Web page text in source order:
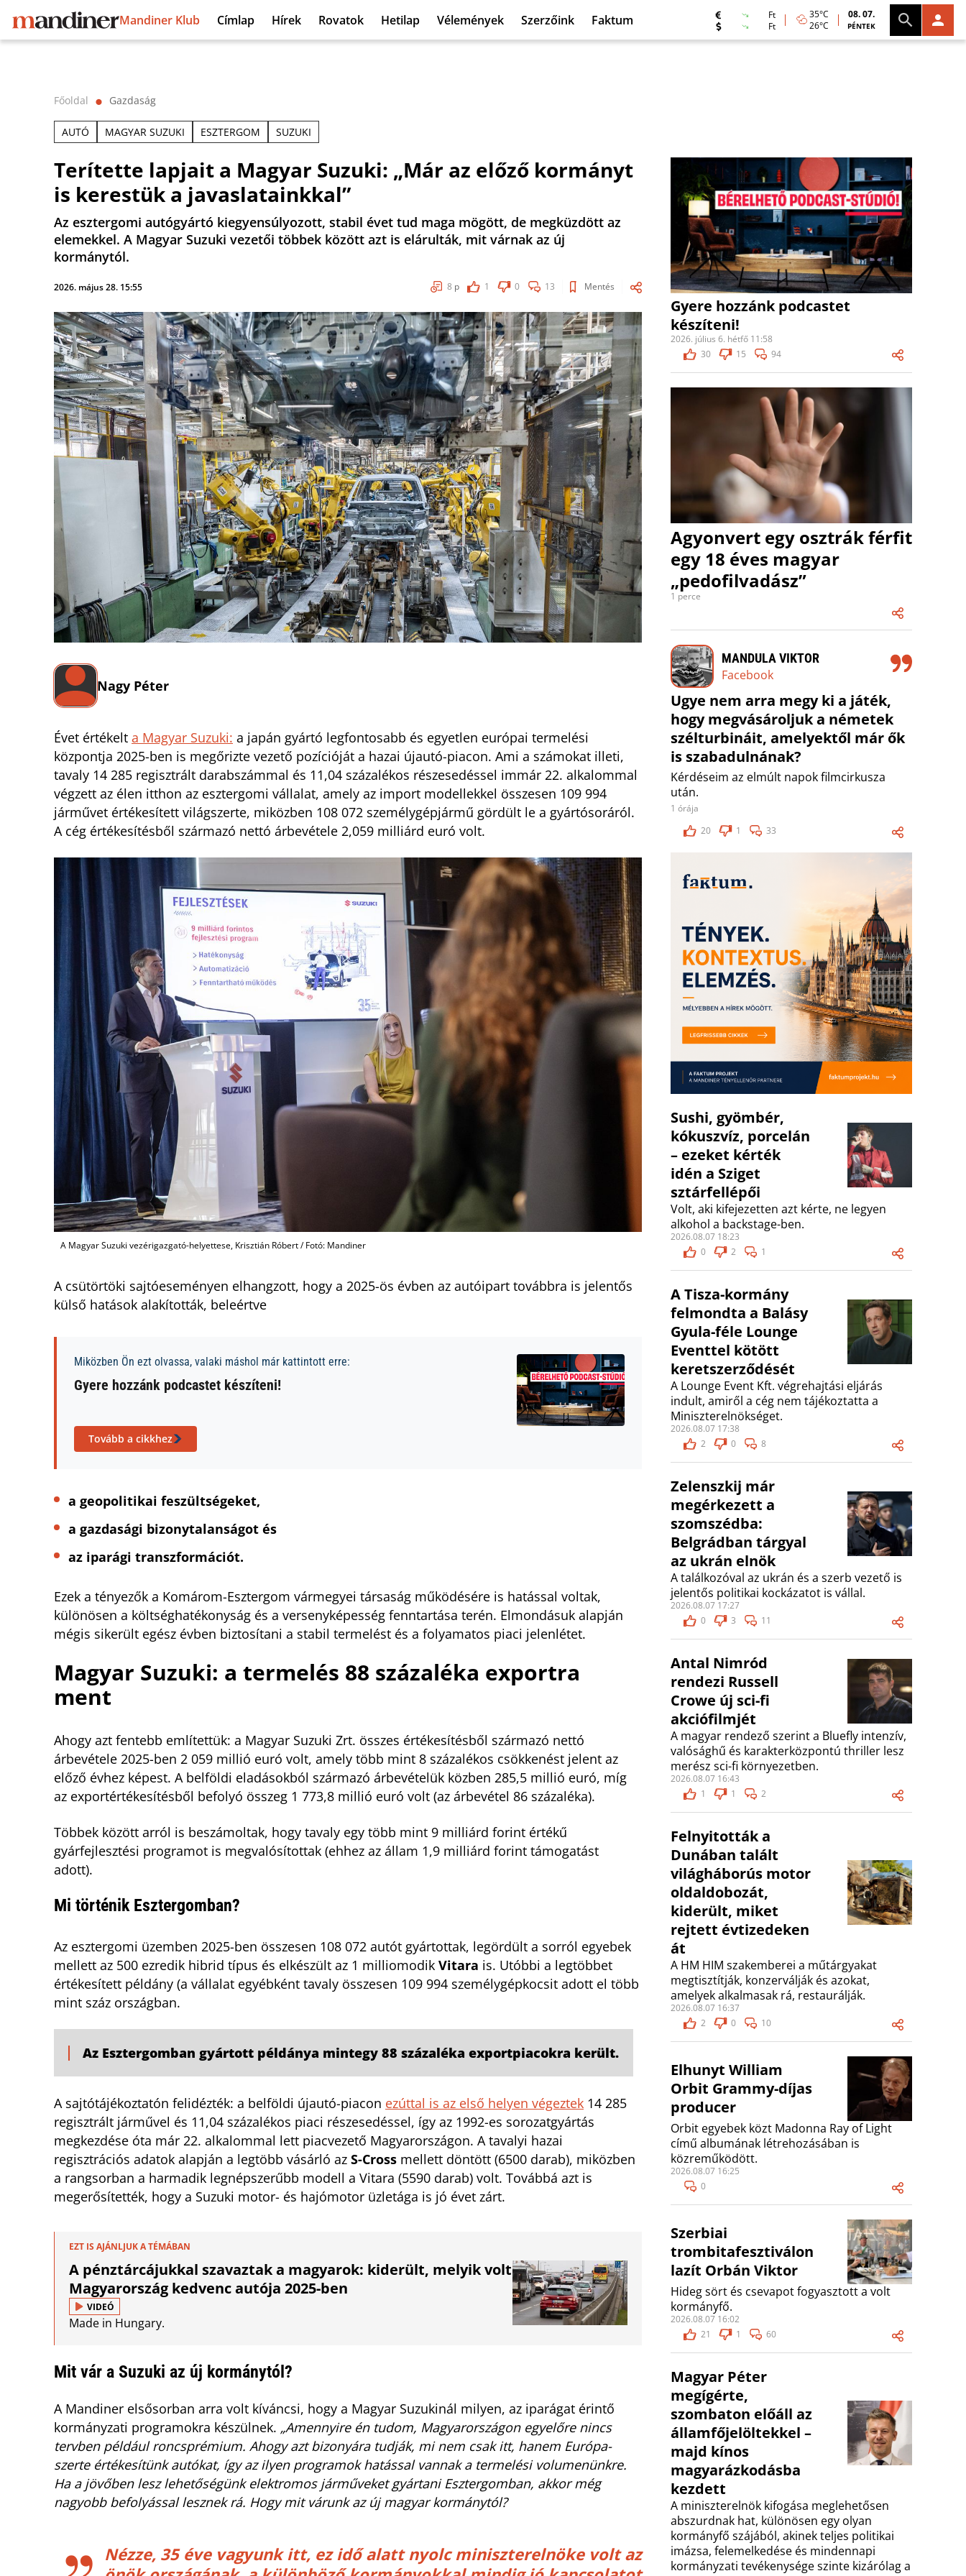
Mandiner Klub Címlap Hírek Rovatok Hetilap Vélemények Szerzőink Faktum
Ft
Ft
35°C
26°C
08. 07.
PÉNTEK
Főoldal ⬤ Gazdaság
AUTÓ MAGYAR SUZUKI ESZTERGOM SUZUKI
Terítette lapjait a Magyar Suzuki: „Már az előző kormányt
is kerestük a javaslatainkkal”
Az esztergomi autógyártó kiegyensúlyozott, stabil évet tud maga mögött, de megküzdött az
elemekkel. A Magyar Suzuki vezetői többek között azt is elárulták, mit várnak az új
kormánytól.
2026. május 28. 15:55 8 p 1 0 13 Mentés
Nagy Péter
Évet értékelt a Magyar Suzuki: a japán gyártó legfontosabb és egyetlen európai termelési
központja 2025-ben is megőrizte vezető pozícióját a hazai újautó-piacon. Ami a számokat illeti,
tavaly 14 285 regisztrált darabszámmal és 11,04 százalékos részesedéssel immár 22. alkalommal
végzett az élen itthon az esztergomi vállalat, amely az import modellekkel összesen 109 994
járművet értékesített világszerte, miközben 108 072 személygépjármű gördült le a gyártósoráról.
A cég értékesítésből származó nettó árbevétele 2,059 milliárd euró volt.
A Magyar Suzuki vezérigazgató-helyettese, Krisztián Róbert / Fotó: Mandiner
A csütörtöki sajtóeseményen elhangzott, hogy a 2025-ös évben az autóipart továbbra is jelentős
külső hatások alakították, beleértve
Miközben Ön ezt olvassa, valaki máshol már kattintott erre:
Gyere hozzánk podcastet készíteni!
Tovább a cikkhez
a geopolitikai feszültségeket,
a gazdasági bizonytalanságot és
az iparági transzformációt.
Ezek a tényezők a Komárom-Esztergom vármegyei társaság működésére is hatással voltak,
különösen a költséghatékonyság és a versenyképesség fenntartása terén. Elmondásuk alapján
mégis sikerült egész évben biztosítani a stabil termelést és a folyamatos piaci jelenlétet.
Magyar Suzuki: a termelés 88 százaléka exportra
ment
Ahogy azt fentebb említettük: a Magyar Suzuki Zrt. összes értékesítésből származó nettó
árbevétele 2025-ben 2 059 millió euró volt, amely több mint 8 százalékos csökkenést jelent az
előző évhez képest. A belföldi eladásokból származó árbevételük közben 285,5 millió euró, míg
az exportértékesítésből befolyó összeg 1 773,8 millió euró volt (az árbevétel 86 százaléka).
Többek között arról is beszámoltak, hogy tavaly egy több mint 9 milliárd forint értékű
gyárfejlesztési programot is megvalósítottak (ehhez az állam 1,9 milliárd forint támogatást
adott).
Mi történik Esztergomban?
Az esztergomi üzemben 2025-ben összesen 108 072 autót gyártottak, legördült a sorról egyebek
mellett az 500 ezredik hibrid típus és elkészült az 1 milliomodik Vitara is. Utóbbi a legtöbbet
értékesített példány (a vállalat egyébként tavaly összesen 109 994 személygépkocsit adott el több
mint száz országban.
Az Esztergomban gyártott példánya mintegy 88 százaléka exportpiacokra került.
A sajtótájékoztatón felidézték: a belföldi újautó-piacon ezúttal is az első helyen végeztek 14 285
regisztrált járművel és 11,04 százalékos piaci részesedéssel, így az 1992-es sorozatgyártás
megkezdése óta már 22. alkalommal lett piacvezető Magyarországon. A tavalyi hazai
regisztrációs adatok alapján a legtöbb vásárló az S-Cross mellett döntött (6500 darab), miközben
a rangsorban a harmadik legnépszerűbb modell a Vitara (5590 darab) volt. Továbbá azt is
megerősítették, hogy a Suzuki motor- és hajómotor üzletága is jó évet zárt.
EZT IS AJÁNLJUK A TÉMÁBAN
A pénztárcájukkal szavaztak a magyarok: kiderült, melyik volt
Magyarország kedvenc autója 2025-ben
VIDEÓ
Made in Hungary.
Mit vár a Suzuki az új kormánytól?
A Mandiner elsősorban arra volt kíváncsi, hogy a Magyar Suzukinál milyen, az iparágat érintő
kormányzati programokra készülnek. „Amennyire én tudom, Magyarországon egyelőre nincs
tervben például roncsprémium. Ahogy azt bizonyára tudják, mi nem csak itt, hanem Európa-
szerte értékesítünk autókat, így az ilyen programok hatással vannak a termelési volumenünkre.
Ha a jövőben lesz lehetőségünk elektromos járműveket gyártani Esztergomban, akkor még
nagyobb befolyással lesznek rá. Hogy mit várunk az új magyar kormánytól?
Nézze, 35 éve vagyunk itt, ez idő alatt nyolc miniszterelnöke volt az
Gyere hozzánk podcastet
készíteni!
2026. július 6. hétfő 11:58
30
15 94
Agyonvert egy osztrák férfit
egy 18 éves magyar
„pedofilvadász”
1 perce
MANDULA VIKTOR
Facebook
Ugye nem arra megy ki a játék,
hogy megvásároljuk a németek
szélturbináit, amelyektől már ők
is szabadulnának?
Kérdéseim az elmúlt napok filmcirkusza
után.
1 órája
20
1 33
Sushi, gyömbér,
kókuszvíz, porcelán
– ezeket kérték
idén a Sziget
sztárfellépői
Volt, aki kifejezetten azt kérte, ne legyen
alkohol a backstage-ben.
2026.08.07 18:23
0
2 1
A Tisza-kormány
felmondta a Balásy
Gyula-féle Lounge
Eventtel kötött
keretszerződését
A Lounge Event Kft. végrehajtási eljárás
indult, amiről a cég nem tájékoztatta a
Miniszterelnökséget.
2026.08.07 17:38
2
0 8
Zelenszkij már
megérkezett a
szomszédba:
Belgrádban tárgyal
az ukrán elnök
A találkozóval az ukrán és a szerb vezető is
jelentős politikai kockázatot is vállal.
2026.08.07 17:27
0
3 11
Antal Nimród
rendezi Russell
Crowe új sci-fi
akciófilmjét
A magyar rendező szerint a Bluefly intenzív,
valósághű és karakterközpontú thriller lesz
merész sci-fi környezetben.
2026.08.07 16:43
1
1 2
Felnyitották a
Dunában talált
világháborús motor
oldaldobozát,
kiderült, miket
rejtett évtizedeken
át
A HM HIM szakemberei a műtárgyakat
megtisztítják, konzerválják és azokat,
amelyek alkalmasak rá, restaurálják.
2026.08.07 16:37
2
0 10
Elhunyt William
Orbit Grammy-díjas
producer
Orbit egyebek közt Madonna Ray of Light
című albumának létrehozásában is
közreműködött.
2026.08.07 16:25
0
Szerbiai
trombitafesztiválon
lazít Orbán Viktor
Hideg sört és csevapot fogyasztott a volt
kormányfő.
2026.08.07 16:02
21
1 60
Magyar Péter
megígérte,
szombaton előáll az
államfőjelöltekkel –
majd kínos
magyarázkodásba
kezdett
A miniszterelnök kifogása meglehetősen
abszurdnak hat, különösen egy olyan
kormányfő szájából, akinek teljes politikai
imázsa, felemelkedése és mindennapi
kormányzati tevékenysége szinte kizárólag a